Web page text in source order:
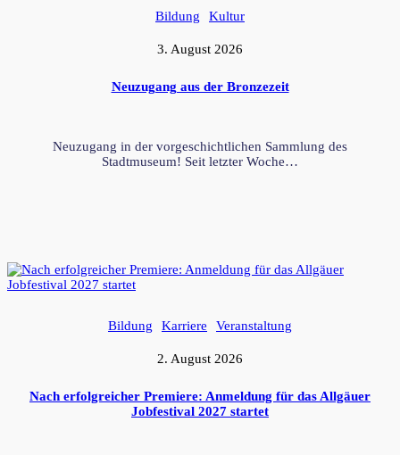
Bildung Kultur
3. August 2026
Neuzugang aus der Bronzezeit
Neuzugang in der vorgeschichtlichen Sammlung des
Stadtmuseum! Seit letzter Woche…
Bildung Karriere Veranstaltung
2. August 2026
Nach erfolgreicher Premiere: Anmeldung für das Allgäuer
Jobfestival 2027 startet